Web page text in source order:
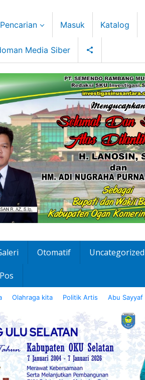
Pencarian Masuk Katalog
Media Siber
Otomatif Uncategorized
Olahraga kita Politik Artis Abu Sayyaf